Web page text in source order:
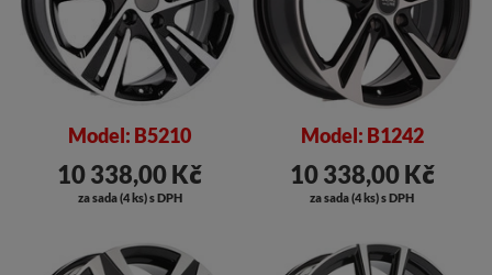
Model: B5210
10 338,00 Kč
za sada (4 ks) s DPH
Model: B1242
10 338,00 Kč
za sada (4 ks) s DPH